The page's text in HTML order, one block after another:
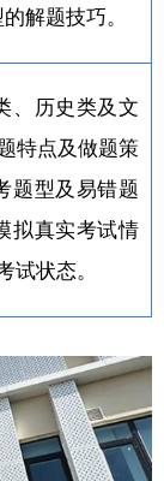
解题技巧。
、历史类及文
特点及做题策
题型及易错题
拟真实考试情
试状态。